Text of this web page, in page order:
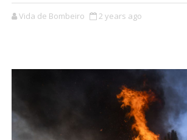
Vida de Bombeiro 2 years ago